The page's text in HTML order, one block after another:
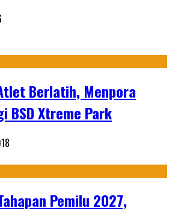
Berlatih, Menpora
BSD Xtreme Park
Pemilu 2027,